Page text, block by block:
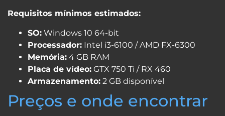
Requisitos mínimos estimados:
SO: Windows 10 64-bit
Processador: Intel i3-6100 / AMD FX-6300
Memória: 4 GB RAM
Placa de vídeo: GTX 750 Ti / RX 460
Armazenamento: 2 GB disponível
Preços e onde encontrar